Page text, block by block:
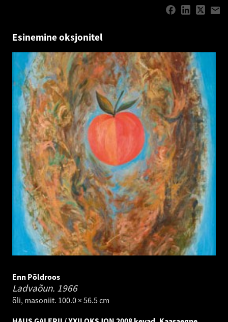
Esinemine oksjonitel
Enn Põldroos
Ladvaõun. 1966
õli, masoniit. 100.0 × 56.5 cm